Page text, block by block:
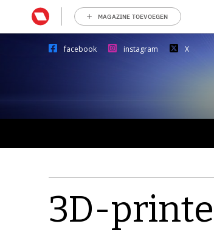
MAGAZINE TOEVOEGEN
facebook instagram X
3D-